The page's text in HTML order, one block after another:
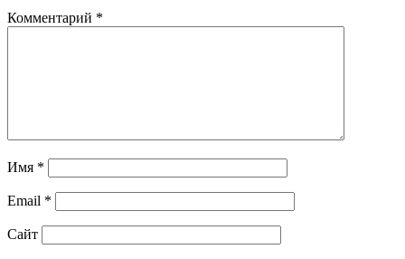
Комментарий *
Имя *
Email *
Сайт